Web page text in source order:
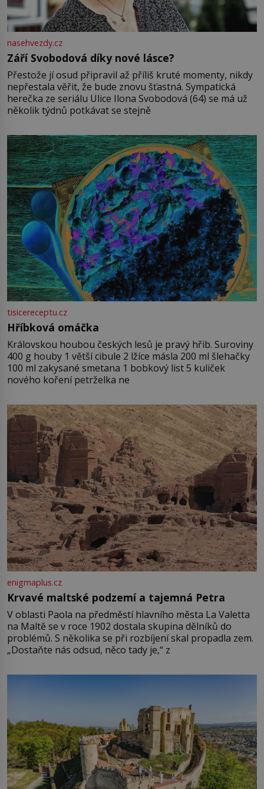
nasehvezdy.cz
Září Svobodová díky nové lásce?
Přestože jí osud připravil až příliš kruté momenty, nikdy
nepřestala věřit, že bude znovu šťastná. Sympatická
herečka ze seriálu Ulice Ilona Svobodová (64) se má už
několik týdnů potkávat se stejně
tisicereceptu.cz
Hříbková omáčka
Královskou houbou českých lesů je pravý hřib. Suroviny
400 g houby 1 větší cibule 2 lžíce másla 200 ml šlehačky
100 ml zakysané smetana 1 bobkový list 5 kuliček
nového koření petrželka ne
enigmaplus.cz
Krvavé maltské podzemí a tajemná Petra
V oblasti Paola na předměstí hlavního města La Valetta
na Maltě se v roce 1902 dostala skupina dělníků do
problémů. S několika se při rozbíjení skal propadla zem.
„Dostaňte nás odsud, něco tady je,“ z